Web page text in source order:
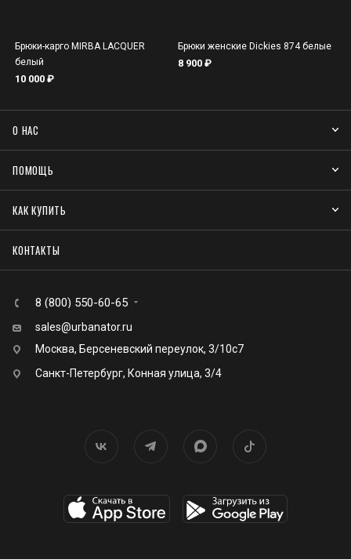
Брюки-карго MIRBA LACQUER
белый
10 000 ₽
Брюки женские Dickies 874 белые
8 900 ₽
О НАС
ПОМОЩЬ
КАК КУПИТЬ
КОНТАКТЫ
8 (800) 550-60-65
sales@urbanator.ru
Москва, Берсеневский переулок, 3/10с7
Санкт-Петербург, Конная улица, 3/4